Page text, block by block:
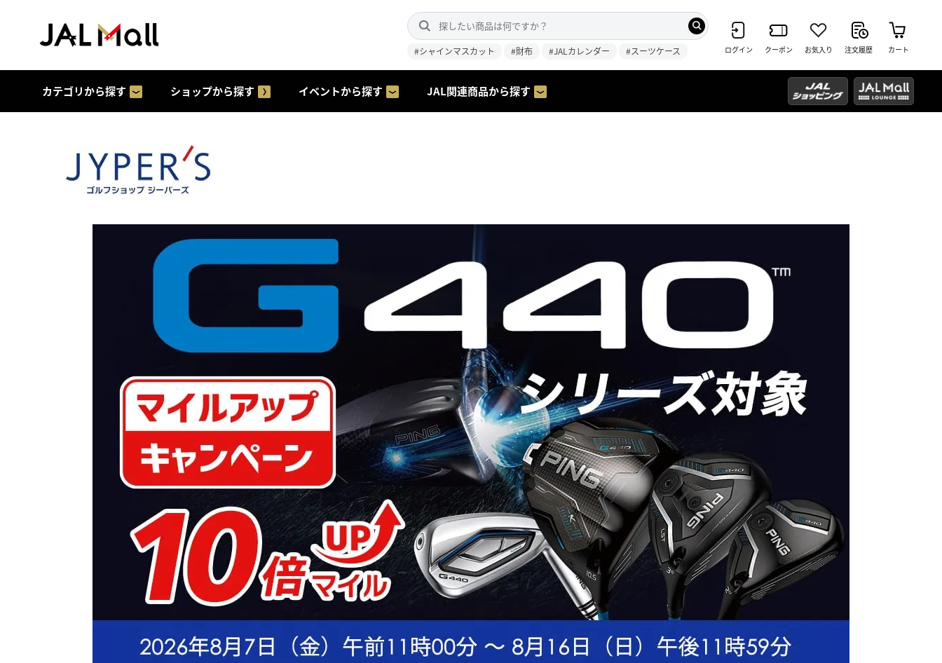
#シャインマスカット #財布 #JALカレンダー #スーツケース ログイン クーポン お気入り 注文履歴 カート
カテゴリから探す ショップから探す イベントから探す JAL関連商品から探す